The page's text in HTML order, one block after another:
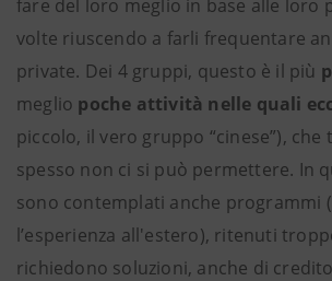
fare del loro meglio in base alle loro
volte riuscendo a farli frequentare
private. Dei 4 gruppi, questo è il più
meglio poche attività nelle quali
piccolo, il vero gruppo “cinese”),
spesso non ci si può permettere. In
sono contemplati anche programmi
l’esperienza all'estero), ritenuti
richiedono soluzioni, anche di